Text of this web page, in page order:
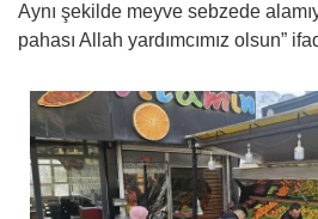
Aynı şekilde meyve sebzede
pahası Allah yardımcımız olsun”